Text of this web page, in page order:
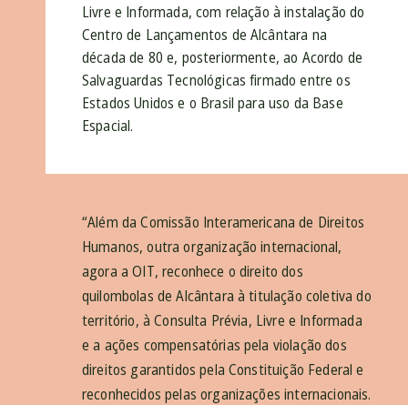
Livre e Informada, com relação à instalação do
Centro de Lançamentos de Alcântara na
década de 80 e, posteriormente, ao Acordo de
Salvaguardas Tecnológicas firmado entre os
Estados Unidos e o Brasil para uso da Base
Espacial.
“Além da Comissão Interamericana de Direitos
Humanos, outra organização internacional,
agora a OIT, reconhece o direito dos
quilombolas de Alcântara à titulação coletiva do
território, à Consulta Prévia, Livre e Informada
e a ações compensatórias pela violação dos
direitos garantidos pela Constituição Federal e
reconhecidos pelas organizações internacionais.